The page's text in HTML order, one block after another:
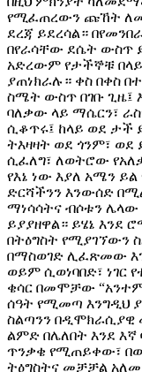
የሚፈጠረውን ጩኸት
ደረጃ ይደረሳል።
በየራሳቸው ደሴት ውስጥ
አድረውም የታችኞቹ
ያጠነክራሉ። ቀስ በቀስ
ስሜት ውስጥ በገቡ ጊዜ፤
ባለቃው ላይ ማሴርን፣
ሲቆጥሩ፤ ከላይ ወደ ታች
ትእዛዛት ወደ ጎንም፣
ሲፈለግ፣ ለወትሮው
የእኔ ነው እያለ አሜን ይል
ድርሻችንን እንውሰድ
ማነሳሳትና ብሶቱን ሌላው
ይያያዘዋል። ይሄኔ እንደ
በትዕግስት የሚያገኘውን
በማስወገድ ሊፈጽመው
ወይም ሲወነባበድ፣ ነገር
ቄሳር በመሞቻው “አንተም
ሰዓት የሚመጣ እንግዲህ
ስልጣንን በዲሞክራሲያዊ
ልምድ በሌለበት እንደ እኛ
ጥንቃቄ የሚጠይቀው፣
ትዕግስትና መቻቻል